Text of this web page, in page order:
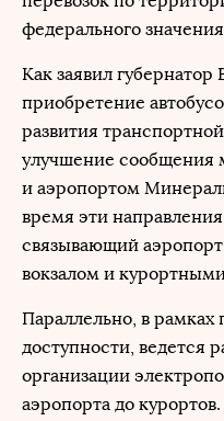
федерального
Как заявил
приобретение
развития
улучшение сообщения
и аэропортом
время эти
связывающий
вокзалом и
Параллельно, в
доступности, ведется
организации
аэропорта до